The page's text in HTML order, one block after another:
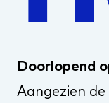
Doorlopend
Aangezien